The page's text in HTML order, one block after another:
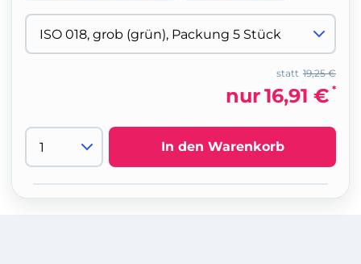
19,25 €
statt
nur16,91 € *
In den Warenkorb